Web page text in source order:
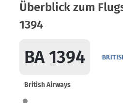
Überblick zum
1394
BA 1394
British Airways